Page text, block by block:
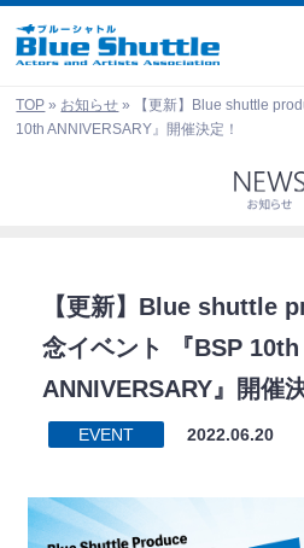
TOP » お知らせ »
【更新】Blue shuttle
10th ANNIVERSARY』開催決定！
【更新】Blue shuttle
念イベント 『BSP 10th
ANNIVERSARY』開催
EVENT 2022.06.20